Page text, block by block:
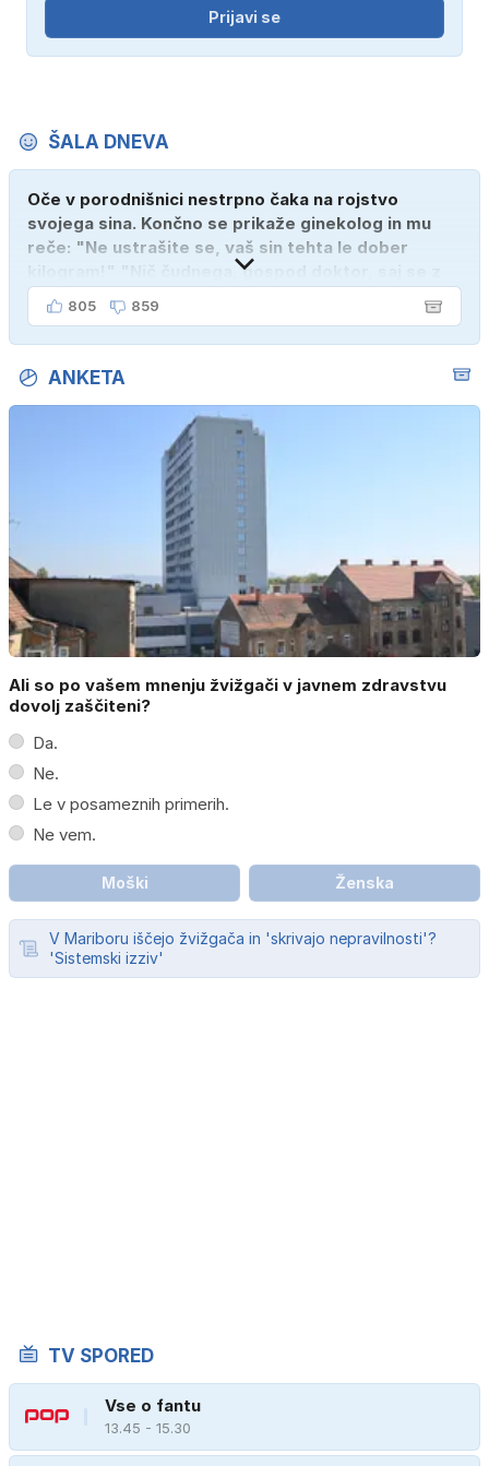
Prijavi se
ŠALA DNEVA
Oče v porodnišnici nestrpno čaka na rojstvo
svojega sina. Končno se prikaže ginekolog in mu
reče: "Ne ustrašite se, vaš sin tehta le dober
kilogram!" "Nič čudnega, gospod doktor, saj se z
ženo poznava šele tri mesece."
805 859
ANKETA
Ali so po vašem mnenju žvižgači v javnem zdravstvu
dovolj zaščiteni?
Da.
Ne.
Le v posameznih primerih.
Ne vem.
Moški Ženska
V Mariboru iščejo žvižgača in 'skrivajo nepravilnosti'?
'Sistemski izziv'
TV SPORED
Vse o fantu
13.45 - 15.30